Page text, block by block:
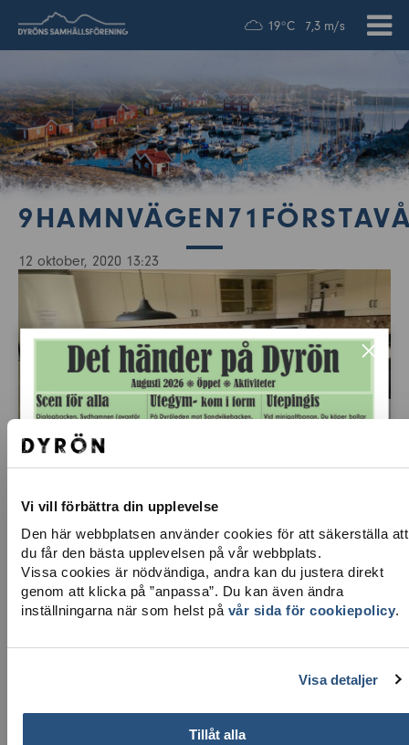
Vi vill förbättra din upplevelse
Den här webbplatsen använder cookies för att säkerställa att
du får den bästa upplevelsen på vår webbplats.
Vissa cookies är nödvändiga, andra kan du justera direkt
genom att klicka på ”anpassa”. Du kan även ändra
inställningarna när som helst på vår sida för cookiepolicy.
Visa detaljer
Tillåt alla
19°C 7,3 m/s
12 oktober, 2020 13:23
LADDA NER KARTA
×